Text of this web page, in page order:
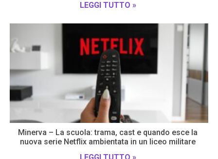
LEGGI TUTTO »
Minerva – La scuola: trama, cast e quando esce la
nuova serie Netflix ambientata in un liceo militare